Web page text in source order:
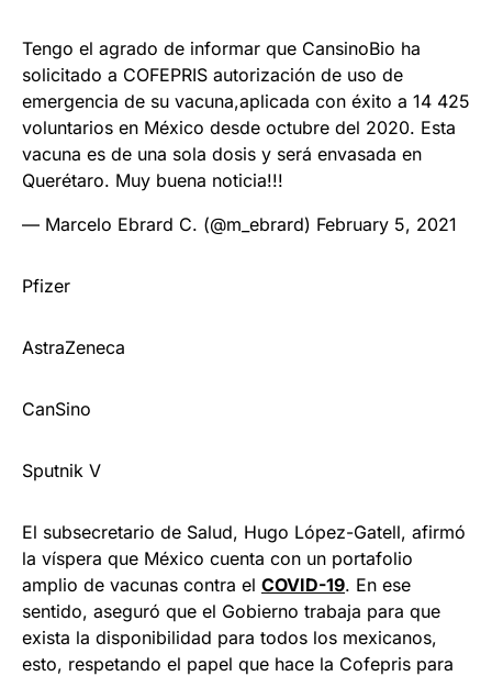
Tengo el agrado de informar que CansinoBio ha
solicitado a COFEPRIS autorización de uso de
emergencia de su vacuna,aplicada con éxito a 14 425
voluntarios en México desde octubre del 2020. Esta
vacuna es de una sola dosis y será envasada en
Querétaro. Muy buena noticia!!!
— Marcelo Ebrard C. (@m_ebrard) February 5, 2021
Pfizer
AstraZeneca
CanSino
Sputnik V
El subsecretario de Salud, Hugo López-Gatell, afirmó
la víspera que México cuenta con un portafolio
amplio de vacunas contra el COVID-19. En ese
sentido, aseguró que el Gobierno trabaja para que
exista la disponibilidad para todos los mexicanos,
esto, respetando el papel que hace la Cofepris para